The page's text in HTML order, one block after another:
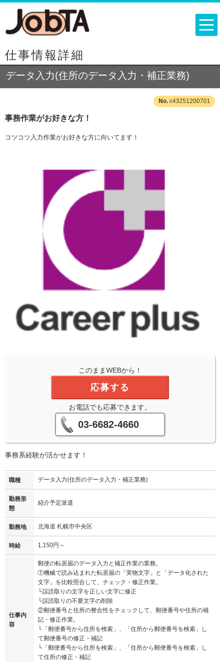
仕事情報詳細
データ入力(住所のデータ入力・補正業務)
c43251200701
事務作業がお好きな方！
コツコツ入力作業がお好きな方に向いてます！
このままWEBから！
応募する
お電話でも応募できます。
03-6682-4660
事務系経験が活かせます！
職種 データ入力(住所のデータ入力・補正業務)
勤務形
態
紹介予定派遣
勤務地 北海道 札幌市中央区
時給 1,150円～
仕事内
容
郵便の転居届のデータ入力と補正作業の業務。
①機械で読み込まれた転居届の「実物文字」と「データ化された
文字」を比較照合して、チェック・修正作業。
└誤読取りの文字を正しい文字に修正
└誤読取りの不要文字の削除
②郵便番号と住所の整合性をチェックして、郵便番号や住所の補
記・修正作業。
└「郵便番号から住所を検索」、「住所から郵便番号を検索」し
て郵便番号の修正・補記
└「郵便番号から住所を検索」、「住所から郵便番号を検索」し
て住所の修正・補記